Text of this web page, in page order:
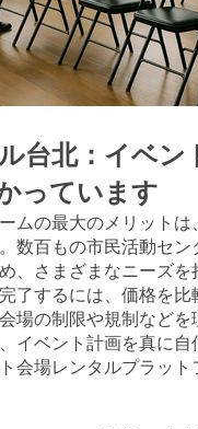
台北：イベン
っています
ムの最大のメリット
数百もの市民活動セ
、さまざまなニーズ
了するには、価格を
場の制限や規制など
イベント計画を真に自
会場レンタルプラッ